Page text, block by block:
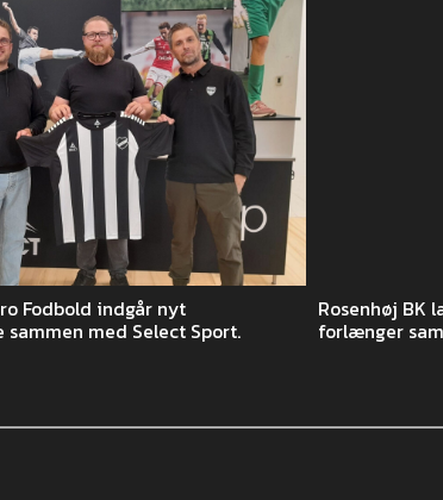
Fodbold indgår nyt
sammen med Select Sport.
Rosenhøj BK
forlænger